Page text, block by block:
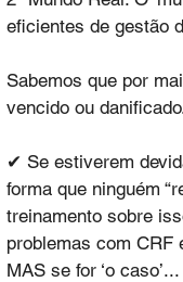
eficientes de gestão
Sabemos que por
vencido ou
✔ Se estiverem
forma que ninguém
treinamento sobre
problemas com CRF
MAS se for ‘o caso’...